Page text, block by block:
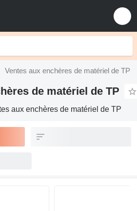
Ventes aux enchères de matériel de TP
de matériel de TP
aux enchères de matériel de TP